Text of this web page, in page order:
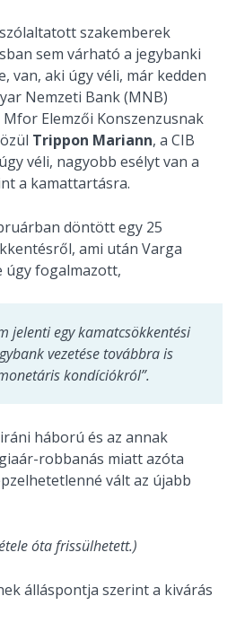
szakemberek
sem várható a jegybanki
van, aki úgy véli, már kedden
Nemzeti Bank (MNB)
Elemzői Konszenzusnak
Trippon Mariann, a CIB
véli, nagyobb esélyt van a
a kamattartásra.
döntött egy 25
ami után Varga
úgy fogalmazott,
jelenti egy kamatcsökkentési
vezetése továbbra is
kondíciókról”.
háború és az annak
robbanás miatt azóta
vált az újabb
óta frissülhetett.)
álláspontja szerint a kivárás